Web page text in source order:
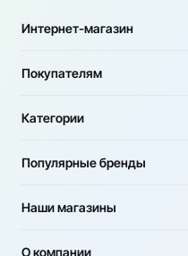
Интернет-магазин
Покупателям
Категории
Популярные бренды
Наши магазины
О компании